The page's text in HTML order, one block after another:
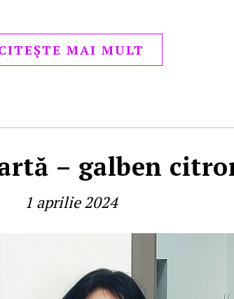
MAI MULT
– galben
1 aprilie 2024